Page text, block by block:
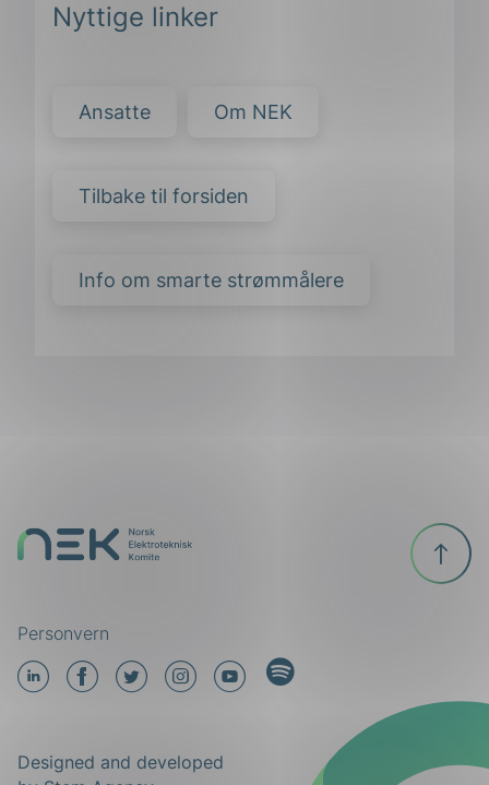
Nyttige linker
Ansatte Om NEK
Tilbake til forsiden
Info om smarte strømmålere
Personvern
LinkedIn
Facebook
TwitterInstagram
YouTube
Designed and developed
Til
toppen